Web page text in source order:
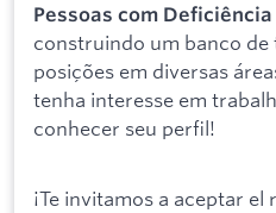
Pessoas com Deficiência
construindo um banco
posições em diversas
tenha interesse em
conhecer seu perfil!
¡Te invitamos a aceptar el